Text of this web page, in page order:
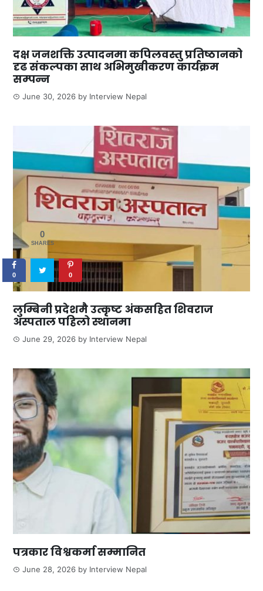
दक्ष जनशक्ति उत्पादनमा कपिलवस्तु प्रतिष्ठानको
दृढ संकल्पका साथ अभिमुखीकरण कार्यक्रम
सम्पन्न
June 30, 2026 by Interview Nepal
लुम्बिनी प्रदेशमै उत्कृष्ट अंकसहित शिवराज
अस्पताल पहिलो स्थानमा
June 29, 2026 by Interview Nepal
पत्रकार विश्वकर्मा सम्मानित
June 28, 2026 by Interview Nepal
0
SHARES
0 0